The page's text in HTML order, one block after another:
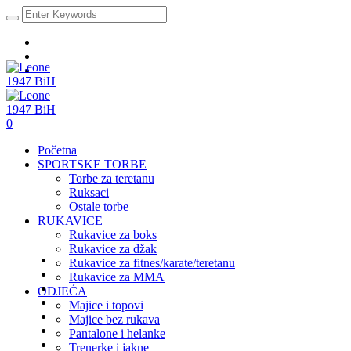
0
Početna
SPORTSKE TORBE
Torbe za teretanu
Ruksaci
Ostale torbe
RUKAVICE
Rukavice za boks
Rukavice za džak
Rukavice za fitnes/karate/teretanu
Rukavice za MMA
ODJEĆA
Majice i topovi
Majice bez rukava
Pantalone i helanke
Trenerke i jakne